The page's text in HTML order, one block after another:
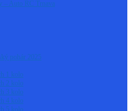
– Auto RC Trnava
pohár 2025
1 kolo
2 kolo
3 kolo
4 kolo
5 kolo